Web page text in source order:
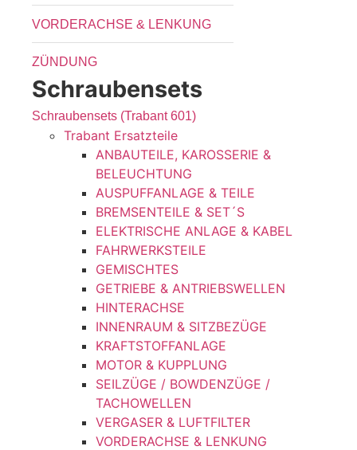
VORDERACHSE & LENKUNG
ZÜNDUNG
Schraubensets
Schraubensets (Trabant 601)
Trabant Ersatzteile
ANBAUTEILE, KAROSSERIE &
BELEUCHTUNG
AUSPUFFANLAGE & TEILE
BREMSENTEILE & SET´S
ELEKTRISCHE ANLAGE & KABEL
FAHRWERKSTEILE
GEMISCHTES
GETRIEBE & ANTRIEBSWELLEN
HINTERACHSE
INNENRAUM & SITZBEZÜGE
KRAFTSTOFFANLAGE
MOTOR & KUPPLUNG
SEILZÜGE / BOWDENZÜGE /
TACHOWELLEN
VERGASER & LUFTFILTER
VORDERACHSE & LENKUNG